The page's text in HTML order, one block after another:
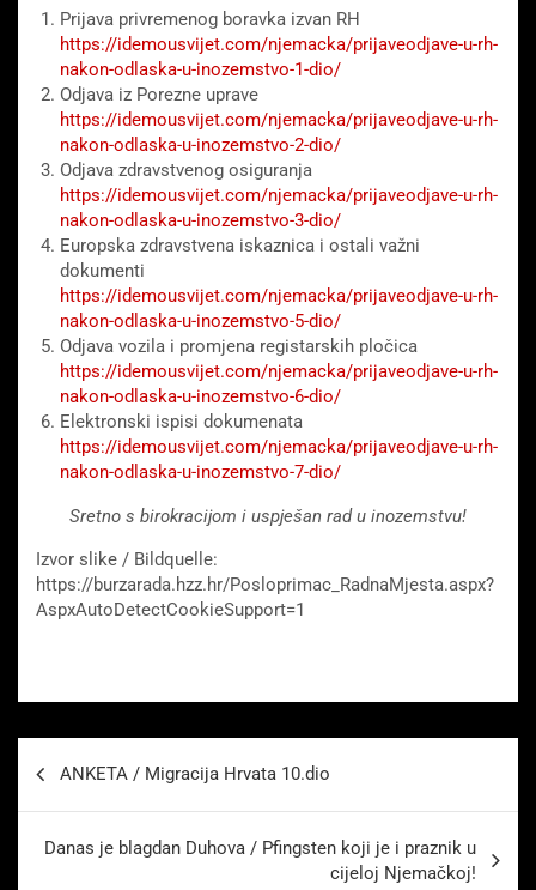
Prijava privremenog boravka izvan RH
https://idemousvijet.com/njemacka/prijaveodjave-u-rh-
nakon-odlaska-u-inozemstvo-1-dio/
Odjava iz Porezne uprave
https://idemousvijet.com/njemacka/prijaveodjave-u-rh-
nakon-odlaska-u-inozemstvo-2-dio/
Odjava zdravstvenog osiguranja
https://idemousvijet.com/njemacka/prijaveodjave-u-rh-
nakon-odlaska-u-inozemstvo-3-dio/
Europska zdravstvena iskaznica i ostali važni
dokumenti
https://idemousvijet.com/njemacka/prijaveodjave-u-rh-
nakon-odlaska-u-inozemstvo-5-dio/
Odjava vozila i promjena registarskih pločica
https://idemousvijet.com/njemacka/prijaveodjave-u-rh-
nakon-odlaska-u-inozemstvo-6-dio/
Elektronski ispisi dokumenata
https://idemousvijet.com/njemacka/prijaveodjave-u-rh-
nakon-odlaska-u-inozemstvo-7-dio/
Sretno s birokracijom i uspješan rad u inozemstvu!
Izvor slike / Bildquelle:
https://burzarada.hzz.hr/Posloprimac_RadnaMjesta.aspx?
AspxAutoDetectCookieSupport=1
ANKETA / Migracija Hrvata 10.dio
Danas je blagdan Duhova / Pfingsten koji je i praznik u
cijeloj Njemačkoj!